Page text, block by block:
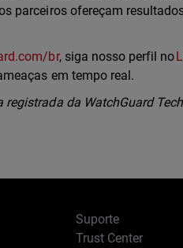
parceiros ofereçam
br, siga nosso perfil no
em tempo real.
registrada da WatchGuard
Suporte
Trust Center